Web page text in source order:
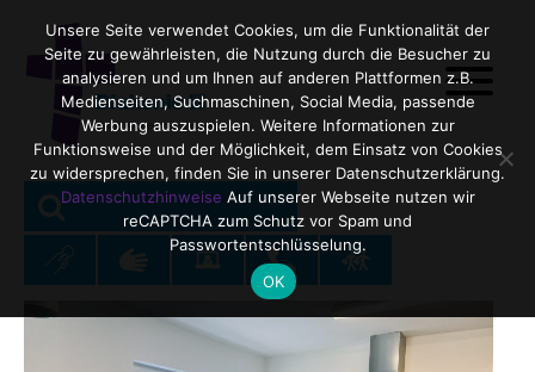
Search
for:
SEARCH
Unsere Seite verwendet Cookies, um die Funktionalität der
Seite zu gewährleisten, die Nutzung durch die Besucher zu
analysieren und um Ihnen auf anderen Plattformen z.B.
Medienseiten, Suchmaschinen, Social Media, passende
Werbung auszuspielen. Weitere Informationen zur
Funktionsweise und der Möglichkeit, dem Einsatz von Cookies
zu widersprechen, finden Sie in unserer Datenschutzerklärung.
Datenschutzhinweise Auf unserer Webseite nutzen wir
reCAPTCHA zum Schutz vor Spam und
Passwortentschlüsselung.
OK